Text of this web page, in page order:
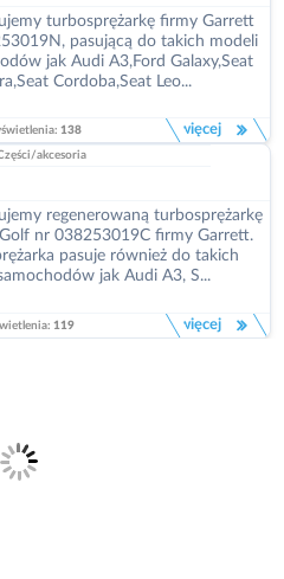
turbosprężarkę firmy Garrett
pasującą do takich modeli
jak Audi A3,Ford Galaxy,Seat
Cordoba,Seat Leo...
138 więcej
akcesoria
regenerowaną turbosprężarkę
nr 038253019C firmy Garrett.
pasuje również do takich
jak Audi A3, S...
119 więcej